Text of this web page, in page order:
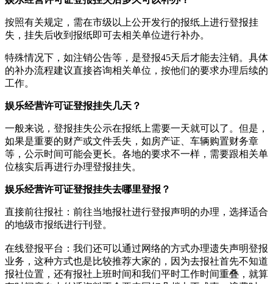
按照有关规定，需在市级以上公开发行的报纸上进行登报挂
失，挂失后收到报纸即可去相关单位进行补办。
特殊情况下，如注销公告等，是登报45天后才能去注销。具体
的补办流程建议直接咨询相关单位，按他们的要求办理后续的
工作。
娱乐经营许可证登报挂失几天？
一般来说，登报挂失公示在报纸上需要一天就可以了。但是，
如果是重要的财产或文件丢失，如房产证、车辆购置财务章
等，公示时间可能会更长。各地的要求不一样，需要跟相关单
位核实后再进行办理登报挂失。
娱乐经营许可证登报挂失去哪里登报？
直接前往报社‌：‌前往当地报社进行登报声明的办理，‌选择适合
的地级市报纸进行刊登。‌
在线登报平台‌：‌我们还可以通过网络的方式办理遗失声明登报
业务，这种方式也是比较推荐大家的，因为去报社首先不知道
报社位置，还有报社上班时间和我们平时工作时间重叠，就算